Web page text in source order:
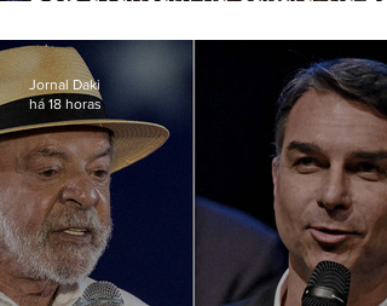
artistas
Jornal Daki
há 18 horas